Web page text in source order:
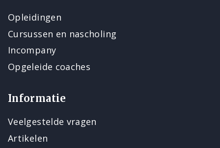
Opleidingen
Cursussen en nascholing
Incompany
Opgeleide coaches
Informatie
Veelgestelde vragen
Artikelen